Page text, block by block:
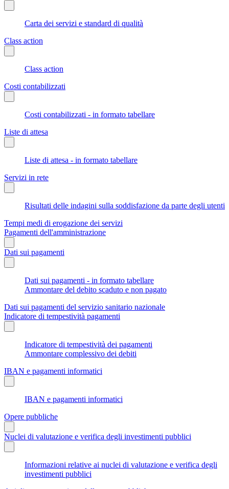
Carta dei servizi e standard di qualità
Class action
Class action
Costi contabilizzati
Costi contabilizzati - in formato tabellare
Liste di attesa
Liste di attesa - in formato tabellare
Servizi in rete
Risultati delle indagini sulla soddisfazione da parte degli utenti
Tempi medi di erogazione dei servizi
Pagamenti dell'amministrazione
Dati sui pagamenti
Dati sui pagamenti - in formato tabellare
Ammontare del debito scaduto e non pagato
Dati sui pagamenti del servizio sanitario nazionale
Indicatore di tempestività pagamenti
Indicatore di tempestività dei pagamenti
Ammontare complessivo dei debiti
IBAN e pagamenti informatici
IBAN e pagamenti informatici
Opere pubbliche
Nuclei di valutazione e verifica degli investimenti pubblici
Informazioni relative ai nuclei di valutazione e verifica degli
investimenti pubblici